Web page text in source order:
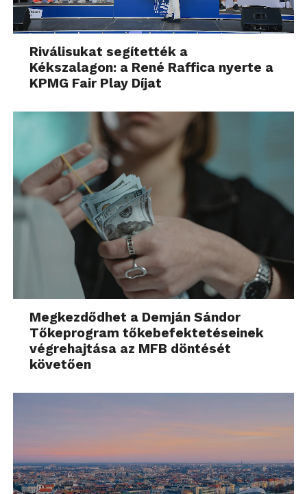
Riválisukat segítették a
Kékszalagon: a René Raffica nyerte a
KPMG Fair Play Díjat
Megkezdődhet a Demján Sándor
Tőkeprogram tőkebefektetéseinek
végrehajtása az MFB döntését
követően